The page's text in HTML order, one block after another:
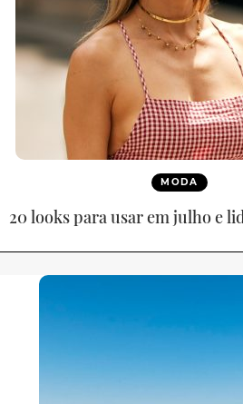
MODA
20 looks para usar em julho e